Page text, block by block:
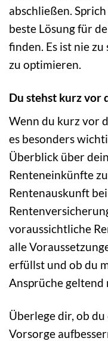
abschließen.
beste Lösung für
finden. Es ist nie
zu optimieren.
Du stehst kurz vor
Wenn du kurz vor
es besonders
Überblick über
Renteneinkünfte
Rentenauskunft
voraussichtliche
alle
erfüllst und ob du
Ansprüche geltend
Überlege dir, ob
Vorsorge